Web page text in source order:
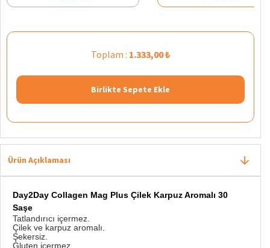
Toplam : 1.333,00 ₺
Birlikte Sepete Ekle
Ürün Açıklaması
Day2Day Collagen Mag Plus Çilek Karpuz Aromalı 30
Saşe
Tatlandırıcı içermez.
Çilek ve karpuz aromalı.
Şekersiz.
Gluten içermez.